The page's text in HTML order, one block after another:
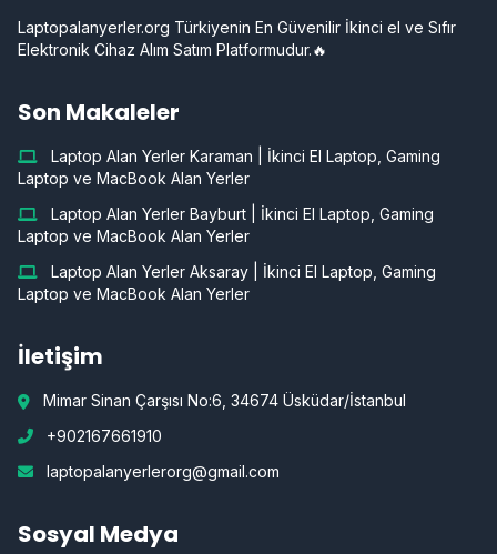
Laptopalanyerler.org Türkiyenin En Güvenilir İkinci el ve Sıfır
Elektronik Cihaz Alım Satım Platformudur.🔥
Son Makaleler
Laptop Alan Yerler Karaman | İkinci El Laptop, Gaming
Laptop ve MacBook Alan Yerler
Laptop Alan Yerler Bayburt | İkinci El Laptop, Gaming
Laptop ve MacBook Alan Yerler
Laptop Alan Yerler Aksaray | İkinci El Laptop, Gaming
Laptop ve MacBook Alan Yerler
İletişim
Mimar Sinan Çarşısı No:6, 34674 Üsküdar/İstanbul
+902167661910
laptopalanyerlerorg@gmail.com
Sosyal Medya